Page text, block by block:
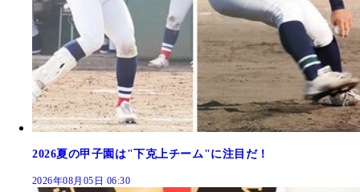
2026夏の甲子園は"下克上チーム"に注目だ！
2026年08月05日 06:30